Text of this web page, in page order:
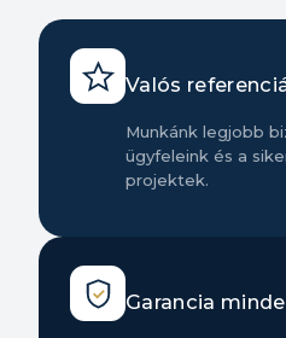
Valós
Munkánk legjobb
ügyfeleink és a
projektek.
Garancia